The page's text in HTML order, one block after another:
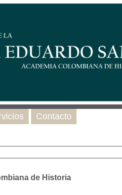
de Historia
Contacto